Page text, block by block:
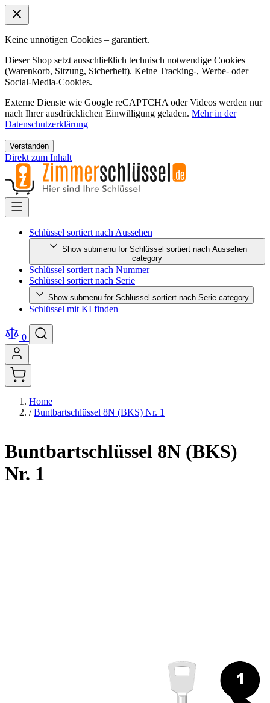
Keine unnötigen Cookies – garantiert.
Dieser Shop setzt ausschließlich technisch notwendige Cookies
(Warenkorb, Sitzung, Sicherheit). Keine Tracking-, Werbe- oder
Social-Media-Cookies.
Externe Dienste wie Google reCAPTCHA oder Videos werden nur
nach Ihrer ausdrücklichen Einwilligung geladen. Mehr in der
Datenschutzerklärung
Verstanden
Direkt zum Inhalt
Schlüssel sortiert nach Aussehen
Show submenu for Schlüssel sortiert nach Aussehen
category
Schlüssel sortiert nach Nummer
Schlüssel sortiert nach Serie
Show submenu for Schlüssel sortiert nach Serie category
Schlüssel mit KI finden
0
Home
/ Buntbartschlüssel 8N (BKS) Nr. 1
Buntbartschlüssel 8N (BKS)
Nr. 1